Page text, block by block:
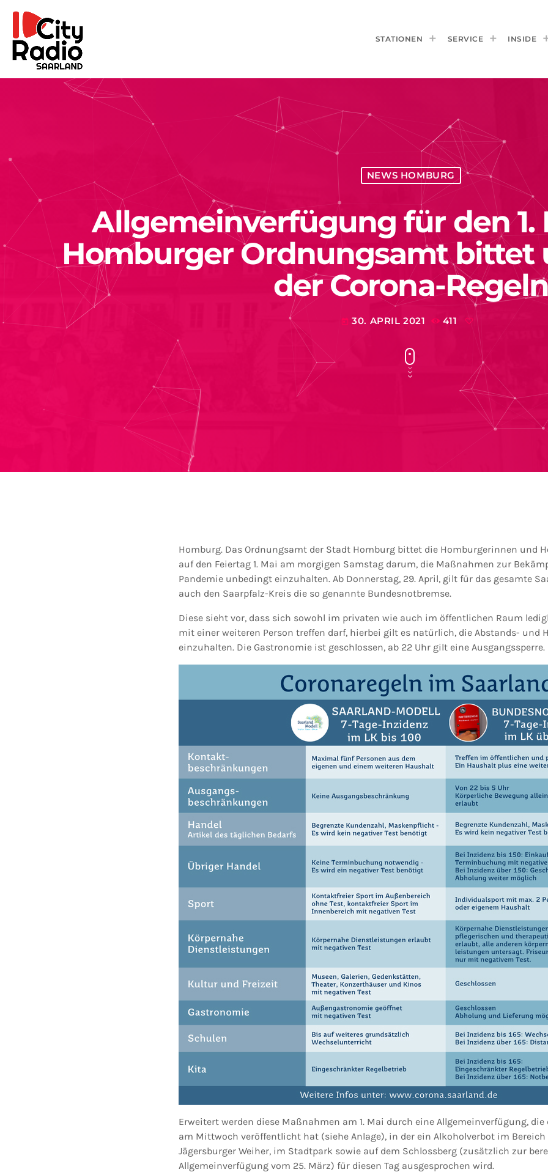
STATIONEN SERVICE INSIDE
NEWS HOMBURG
Allgemeinverfügung für den 1.
Homburger Ordnungsamt bittet
der Corona-Regeln
today 30. APRIL 2021 411
Homburg. Das Ordnungsamt der Stadt Homburg bittet die Homburgerinnen und
auf den Feiertag 1. Mai am morgigen Samstag darum, die Maßnahmen zur
Pandemie unbedingt einzuhalten. Ab Donnerstag, 29. April, gilt für das gesamte
auch den Saarpfalz-Kreis die so genannte Bundesnotbremse.
Diese sieht vor, dass sich sowohl im privaten wie auch im öffentlichen Raum
mit einer weiteren Person treffen darf, hierbei gilt es natürlich, die Abstands- und
einzuhalten. Die Gastronomie ist geschlossen, ab 22 Uhr gilt eine Ausgangssperre.
Erweitert werden diese Maßnahmen am 1. Mai durch eine Allgemeinverfügung,
am Mittwoch veröffentlicht hat (siehe Anlage), in der ein Alkoholverbot im Bereich
Jägersburger Weiher, im Stadtpark sowie auf dem Schlossberg (zusätzlich zur
Allgemeinverfügung vom 25. März) für diesen Tag ausgesprochen wird.